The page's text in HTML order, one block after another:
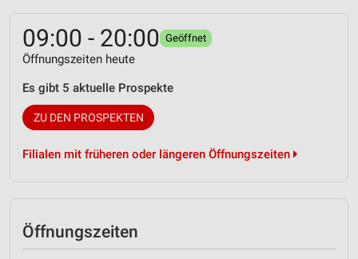
09:00 - 20:00 Geöffnet
Öffnungszeiten heute
Es gibt 5 aktuelle Prospekte
ZU DEN PROSPEKTEN
Filialen mit früheren oder längeren Öffnungszeiten
Öffnungszeiten